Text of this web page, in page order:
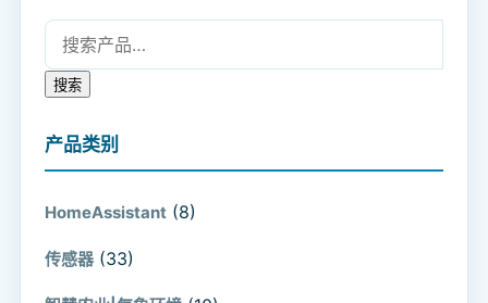
搜索：
搜索
产品类别
HomeAssistant (8)
传感器 (33)